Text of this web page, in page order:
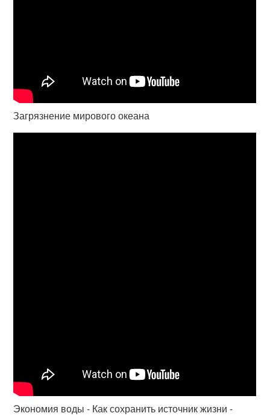
Загрязнение мирового океана
Экономия воды - Как сохранить источник жизни -